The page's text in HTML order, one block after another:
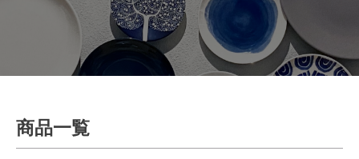
商品一覧